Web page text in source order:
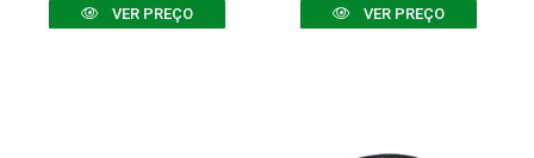
VER PREÇO VER PREÇO